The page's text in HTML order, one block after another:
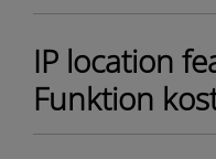
IP location
Funktion